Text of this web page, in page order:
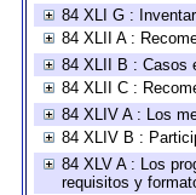
84 XLI G :
84 XLII A :
84 XLII B : Casos
84 XLII C :
84 XLIV A : Los
84 XLIV B :
84 XLV A : Los
requisitos y